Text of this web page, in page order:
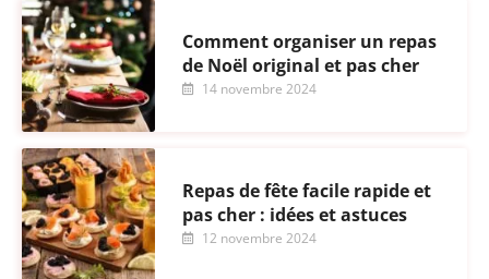
Comment organiser un repas
de Noël original et pas cher
14 novembre 2024
Repas de fête facile rapide et
pas cher : idées et astuces
12 novembre 2024